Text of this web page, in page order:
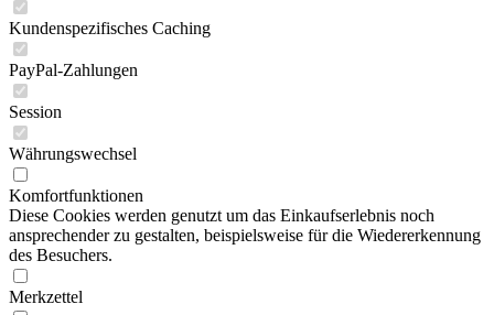
Kundenspezifisches Caching
PayPal-Zahlungen
Session
Währungswechsel
Komfortfunktionen
Diese Cookies werden genutzt um das Einkaufserlebnis noch
ansprechender zu gestalten, beispielsweise für die Wiedererkennung
des Besuchers.
Merkzettel